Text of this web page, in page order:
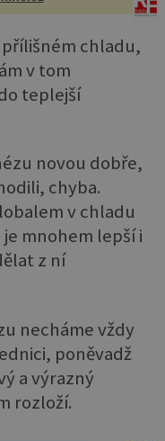
chladu,
v tom
teplejší
novou dobře,
chyba.
v chladu
mnohem lepší i
z ní
necháme vždy
poněvadž
a výrazný
rozloží.